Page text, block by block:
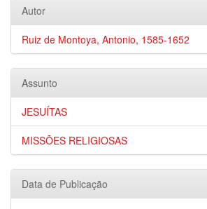
Autor
Ruiz de Montoya, Antonio, 1585-1652
Assunto
JESUÍTAS
MISSÕES RELIGIOSAS
Data de Publicação